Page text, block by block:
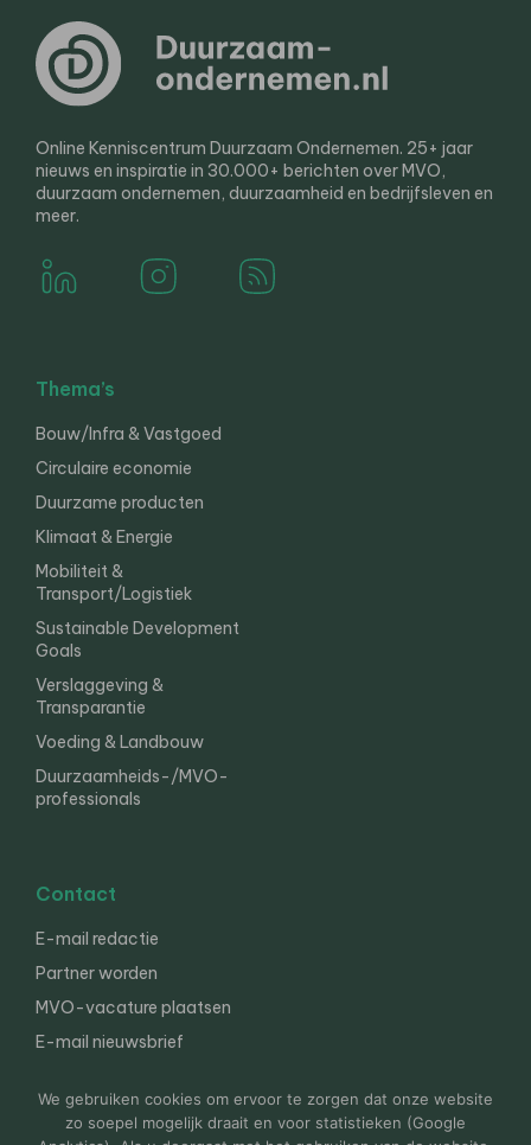
Online Kenniscentrum Duurzaam Ondernemen. 25+ jaar
nieuws en inspiratie in 30.000+ berichten over MVO,
duurzaam ondernemen, duurzaamheid en bedrijfsleven en
meer.
Thema’s
Bouw/Infra & Vastgoed
Circulaire economie
Duurzame producten
Klimaat & Energie
Mobiliteit &
Transport/Logistiek
Sustainable Development
Goals
Verslaggeving &
Transparantie
Voeding & Landbouw
Duurzaamheids-/MVO-
professionals
Contact
E-mail redactie
Partner worden
MVO-vacature plaatsen
E-mail nieuwsbrief
We gebruiken cookies om ervoor te zorgen dat onze website
zo soepel mogelijk draait en voor statistieken (Google